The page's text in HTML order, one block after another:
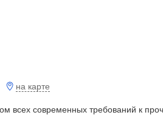
на карте
всех современных требований к